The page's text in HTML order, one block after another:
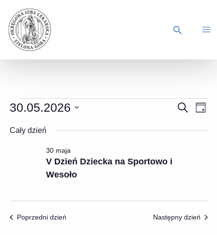
SZUKAJ
30.05.2026
datę.
Cały dzień
V Dzień Dziecka na Sportowo i
Wesoło
30 maja
Poprzedni dzień Następny dzień